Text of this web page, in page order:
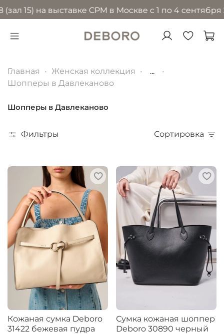
на выставке CPM в Москве с 1 по 4 сентября 2026
Главная Женская коллекция
...
Шопперы в Давлеканово
Шопперы в Давлеканово
Фильтры Сортировка
Кожаная сумка Deboro
31422 бежевая пудра
Сумка кожаная шоппер
Deboro 30890 черный